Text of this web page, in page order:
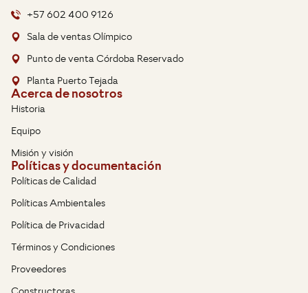
+57 602 400 9126
Sala de ventas Olímpico
Punto de venta Córdoba Reservado
Planta Puerto Tejada
Acerca de nosotros
Historia
Equipo
Misión y visión
Políticas y documentación
Políticas de Calidad
Políticas Ambientales
Política de Privacidad
Términos y Condiciones
Proveedores